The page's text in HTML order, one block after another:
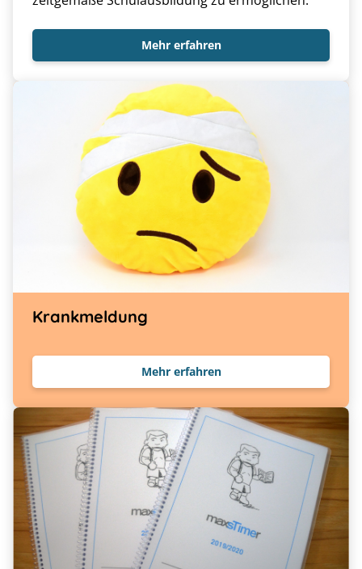
Mehr erfahren
Krankmeldung
Mehr erfahren